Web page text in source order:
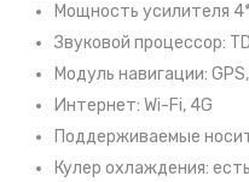
Мощность усилителя
Звуковой процессор:
Модуль навигации: GPS,
Интернет: Wi-Fi, 4G
Поддерживаемые
Кулер охлаждения: есть